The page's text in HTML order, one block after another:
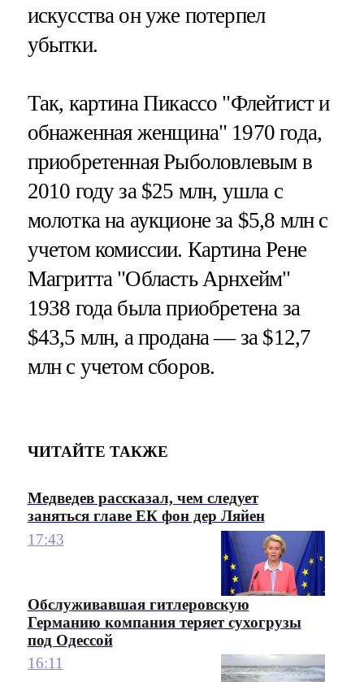
искусства он уже потерпел
убытки.
Так, картина Пикассо "Флейтист и
обнаженная женщина" 1970 года,
приобретенная Рыболовлевым в
2010 году за $25 млн, ушла с
молотка на аукционе за $5,8 млн с
учетом комиссии. Картина Рене
Магритта "Область Арнхейм"
1938 года была приобретена за
$43,5 млн, а продана — за $12,7
млн с учетом сборов.
ЧИТАЙТЕ ТАКЖЕ
Медведев рассказал, чем следует
заняться главе ЕК фон дер Ляйен
17:43
Обслуживавшая гитлеровскую
Германию компания теряет сухогрузы
под Одессой
16:11